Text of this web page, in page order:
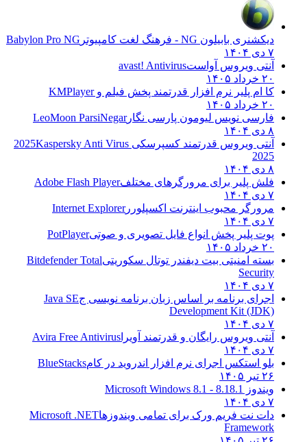
دیکشنری بابیلون NG - فرهنگ لغت کامپیوتر
Babylon Pro NG
۷ دی ۱۴۰۴
آنتی ویروس آواستavast! Antivirus
۲۰ خرداد ۱۴۰۵
کا ام پلیر نرم افزار قدرتمند پخش فیلم وKMPlayer
۲۰ خرداد ۱۴۰۵
فارسی نویس لیومون پارسی نگارLeoMoon ParsiNegar
۸ دی ۱۴۰۴
آنتی ویروس قدرتمند کسپرسکی 2025 Kaspersky Anti Virus
2025
۸ دی ۱۴۰۴
فلش پلیر برای مرورگرهای مختلفAdobe Flash Player
۷ دی ۱۴۰۴
مرورگر محبوب اینترنت اکسپلوررInternet Explorer
۷ دی ۱۴۰۴
پوت پلیر پخش انواع فایل تصویری و صوتیPotPlayer
۲۰ خرداد ۱۴۰۵
بسته امنیتی بیت دیفندر توتال سکوریتیBitdefender Total
Security
۷ دی ۱۴۰۴
اجرای برنامه بر اساس زبان برنامه نویسی جJava SE
Development Kit (JDK)
۷ دی ۱۴۰۴
آنتی ویروس رایگان و قدرتمند آویرا Avira Free Antivirus
۷ دی ۱۴۰۴
بلو استکس اجرای نرم افزار اندروید در کامBlueStacks
۲۶ تیر ۱۴۰۵
ویندوز 8.1
8.1 - Microsoft Windows 8.1
۷ دی ۱۴۰۴
دات نت فریم ورک برای تمامی ویندوزهاMicrosoft .NET
Framework